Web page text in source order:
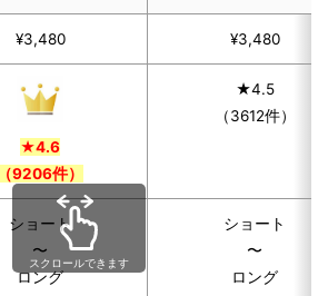
¥3,480 ¥3,480
★4.6
（9206件）
★4.5
（3612件）
ショート
〜
ロング
ショート
〜
ロング
スクロールできます